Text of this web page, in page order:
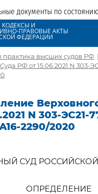
документы по
И
ПРАВОВЫЕ АКТЫ
ФЕДЕРАЦИИ
практика высших судов РФ |
РФ от 15.06.2021 N 303-
N 303-ЭС21-
2290/2020
СУД
ОПРЕДЕЛЕНИЕ